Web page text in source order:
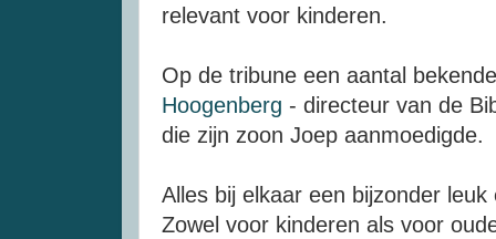
relevant voor kinderen.
Op de tribune een aantal
Hoogenberg - directeur van de
die zijn zoon Joep aanmoedigde.
Alles bij elkaar een bijzonder
Zowel voor kinderen als voor